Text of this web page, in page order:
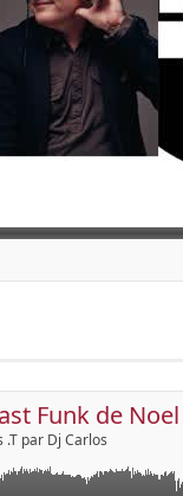
: Dj
Funk de
.T par Dj Carlos